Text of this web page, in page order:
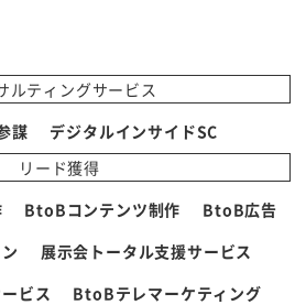
ルティングサービス
謀
デジタルインサイドSC
リード獲得
BtoBコンテンツ制作
BtoB広告
展示会トータル支援サービス
ビス
BtoBテレマーケティング